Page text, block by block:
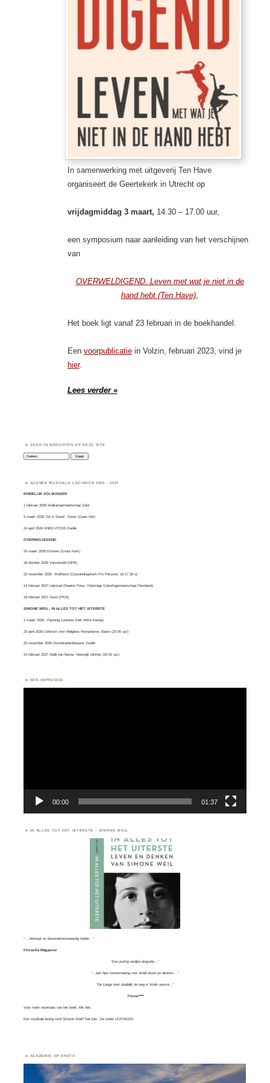
In samenwerking met uitgeverij Ten Have
organiseert de Geertekerk in Utrecht op
vrijdagmiddag 3 maart, 14.30 – 17.00 uur,
een symposium naar aanleiding van het verschijnen
van
OVERWELDIGEND. Leven met wat je niet in de
hand hebt (Ten Have),
Het boek ligt vanaf 23 februari in de boekhandel.
Een voorpublicatiein Volzin, februari 2023, vind je
hier.
Lees verder »
ZOEK IN BERICHTEN OP DEZE SITE
Zoeken:
AGENDA MUZIKALE LEZINGEN 2026 – 2027
EINDELIJK VOLWASSEN
1 februari 2026 Walkartgemeenschap Zeist
5 maart 2026 ‘Zin in Soest’, Soest (Open Hof)
24 april 2026 ANBO-PCOB Zwolle
OVERWELDIGEND
24 maart 2026 Emmen (Grote Kerk)
18 oktober 2026 Varsseveld (NPB)
22 november 2026 Wolfheze (Opstandingskerk Pro Persona, 16-17.30 u)
14 februari 2027 Lelystad (theater Posa, Vrijzinnige Geloofsgemeenschap Flevoland)
18 februari 2027 Joure (PKN)
SIMONE WEIL: IN ALLES TOT HET UITERSTE
1 maart 2026Vrijzinnig Lunteren (Het Witte Kerkje).
23 april 2026 Centrum voor Religieus Humanisme, Baarn (20.00 uur)
25 november 2026 Dominicanenklooster Zwolle
24 februari 2027 Abdij van Berne, Heeswijk Dinther (20.00 uur)
EEN IMPRESSIE:
00:00 01:37
IN ALLES TOT HET UITERSTE – SIMONE WEIL
“… beknopt en bewonderenswaardig helder…”
Filosofie Magazine
“Een prettig eerlijke biografie…”
“…een fijne kennismaking met Weils leven en denken….”
“De Lange kent duidelijk de weg in Weils oeuvre…”
Trouw****
Voor meer recensies van het boek, klik hier.
Een muzikale lezing rond Simone Weil? Dat kan. Zie onderLEZINGEN
ACADEMIE OP KRETA